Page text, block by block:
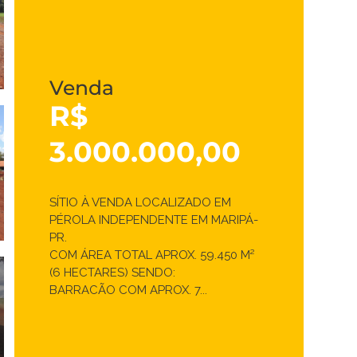
Venda
R$
3.000.000,00
SÍTIO À VENDA LOCALIZADO EM
PÉROLA INDEPENDENTE EM MARIPÁ-
PR.
COM ÁREA TOTAL APROX. 59.450 M²
(6 HECTARES) SENDO:
BARRACÃO COM APROX. 7...